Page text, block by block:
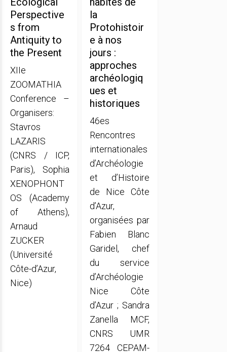
Perspective
s from
Antiquity to
the Present
XIIe
ZOOMATHIA
Conference –
Organisers:
Stavros
LAZARIS
(CNRS / ICP,
Paris), Sophia
XENOPHONT
OS (Academy
of Athens),
Arnaud
ZUCKER
(Université
Côte-d’Azur,
Nice)
la
Protohistoir
e à nos
jours :
approches
archéologiq
ues et
historiques
46es
Rencontres
internationales
d’Archéologie
et d’Histoire
de Nice Côte
d’Azur,
organisées par
Fabien Blanc
Garidel, chef
du service
d’Archéologie
Nice Côte
d’Azur ; Sandra
Zanella MCF,
CNRS UMR
7264 CEPAM-